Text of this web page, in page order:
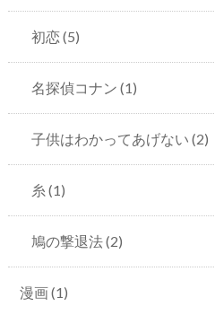
初恋(5)
名探偵コナン (1)
子供はわかってあげない (2)
糸 (1)
鳩の撃退法(2)
漫画(1)